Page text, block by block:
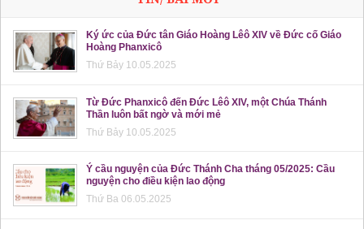
Ký ức của Đức tân Giáo Hoàng Lêô XIV về Đức cố Giáo
Hoàng Phanxicô
Thứ Bảy 10.05.2025
Từ Đức Phanxicô đến Đức Lêô XIV, một Chúa Thánh
Thần luôn bất ngờ và mới mẻ
Thứ Bảy 10.05.2025
Ý cầu nguyện của Đức Thánh Cha tháng 05/2025: Cầu
nguyện cho điều kiện lao động
Thứ Ba 06.05.2025